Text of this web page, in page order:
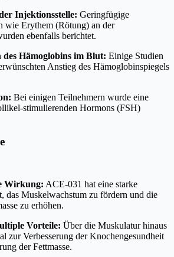
Injektionsstelle: Geringfügige
wie Erythem (Rötung) an der
ebenfalls berichtet.
Hämoglobins im Blut: Einige Studien
Anstieg des Hämoglobinspiegels
Bei einigen Teilnehmern wurde eine
stimulierenden Hormons (FSH)
Wirkung: ACE-031 hat eine starke
das Muskelwachstum zu fördern und die
zu erhöhen.
Vorteile: Über die Muskulatur hinaus
zur Verbesserung der Knochengesundheit
der Fettmasse.